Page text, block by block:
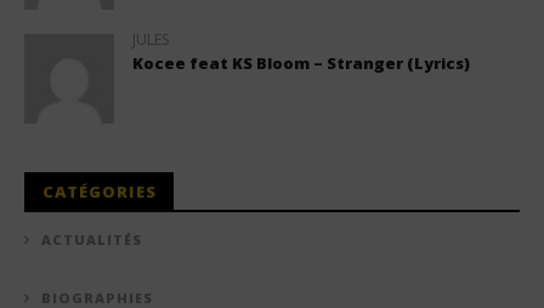
JULES
Kocee feat KS Bloom – Stranger (Lyrics)
CATÉGORIES
ACTUALITÉS
BIOGRAPHIES